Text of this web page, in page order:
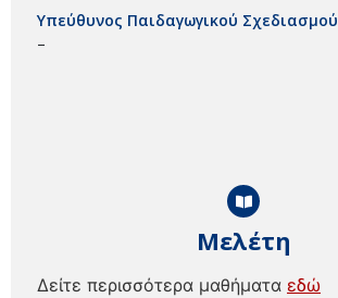
Μελέτη
Δείτε περισσότερα μαθήματα εδώ
Υπεύθυνος Παιδαγωγικού Σχεδιασμού
–